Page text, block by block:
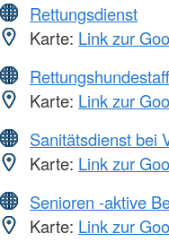
Rettungsdienst
Karte: Link zur
Karte: Link zur
Sanitätsdienst bei
Karte: Link zur
Senioren -aktive
Karte: Link zur